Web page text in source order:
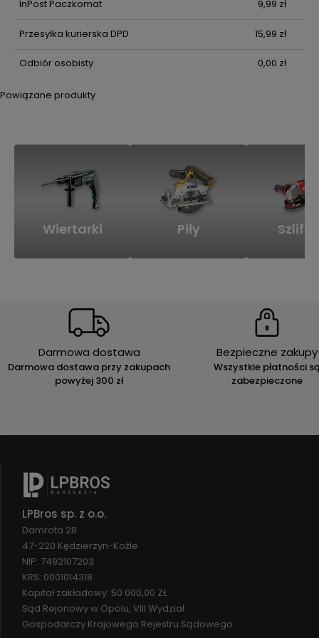
InPost Paczkomat 9,99 zł
Przesyłka kurierska DPD 15,99 zł
Odbiór osobisty 0,00 zł
Powiązane produkty
Wiertarki Piły
Darmowa dostawa
Darmowa dostawa przy zakupach
powyżej 300 zł
Bezpieczne zakupy
Wszystkie płatności
zabezpieczone
LPBros sp. z o.o.
Damrota 28
47-220 Kędzierzyn-Koźle
NIP: 7492107203
KRS: 0001014318
Kapitał zakładowy: 50 000,00 ZŁ
Sąd Rejonowy w Opolu, VIII Wydział
Gospodarczy Krajowego Rejestru Sądowego